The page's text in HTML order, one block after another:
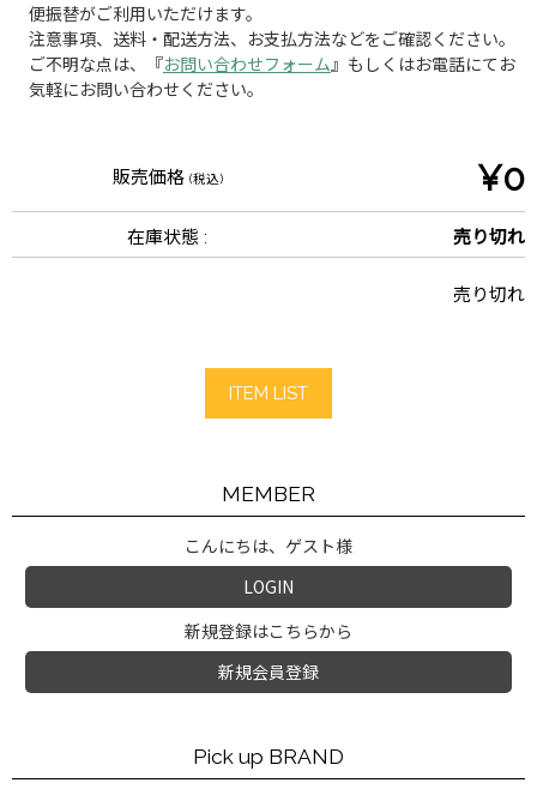
便振替がご利用いただけます。
注意事項、送料・配送方法、お支払方法などをご確認ください。
ご不明な点は、『お問い合わせフォーム 』もしくはお電話にてお
気軽にお問い合わせください。
販売価格 (税込) ¥0
在庫状態 : 売り切れ
売り切れ
ITEM LIST
MEMBER
こんにちは、ゲスト様
LOGIN
新規登録はこちらから
新規会員登録
Pick up BRAND